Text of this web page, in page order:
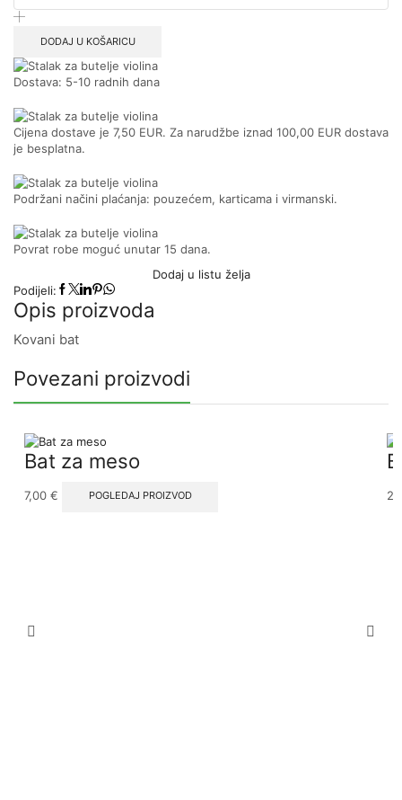
DODAJ U KOŠARICU
Dostava: 5-10 radnih dana
Cijena dostave je 7,50 EUR. Za narudžbe iznad 100,00 EUR dostava
je besplatna.
Podržani načini plaćanja: pouzećem, karticama i virmanski.
Povrat robe moguć unutar 15 dana.
Dodaj u listu želja
Podijeli:
Opis proizvoda
Kovani bat
Povezani proizvodi
Bat za meso
7,00 € POGLEDAJ PROIZVOD